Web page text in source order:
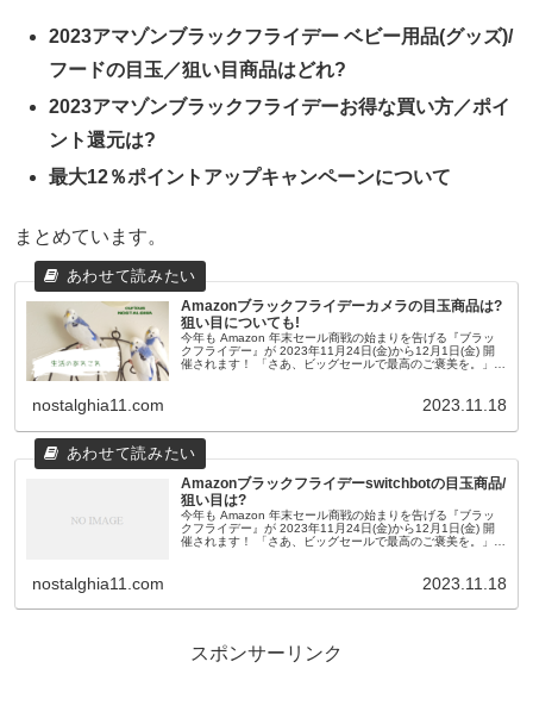
2023アマゾンブラックフライデー ベビー用品(グッズ)/
フードの目玉／狙い目商品はどれ?
2023アマゾンブラックフライデーお得な買い方／ポイ
ント還元は?
最大12％ポイントアップキャンペーンについて
まとめています。
Amazonブラックフライデーカメラの目玉商品は?
狙い目についても!
今年も Amazon 年末セール商戦の始まりを告げる『ブラッ
クフライデー』が 2023年11月24日(金)から12月1日(金) 開
催されます！ 「さあ、ビッグセールで最高のご褒美を。」と
nostalghia11.com 2023.11.18
Amazonブラックフライデーswitchbotの目玉商品/
狙い目は?
今年も Amazon 年末セール商戦の始まりを告げる『ブラッ
クフライデー』が 2023年11月24日(金)から12月1日(金) 開
催されます！ 「さあ、ビッグセールで最高のご褒美を。」と
nostalghia11.com 2023.11.18
スポンサーリンク